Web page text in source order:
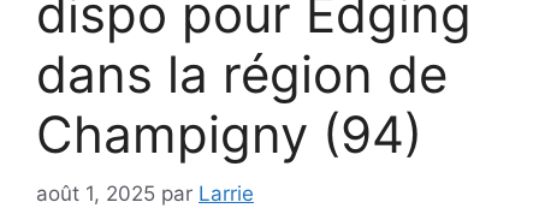
dispo pour Edging
dans la région de
Champigny (94)
août 1, 2025 par Larrie